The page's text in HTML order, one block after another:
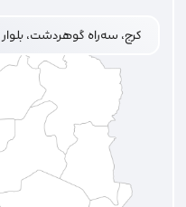
کرج، سه‌راه گوهردشت، بلوار